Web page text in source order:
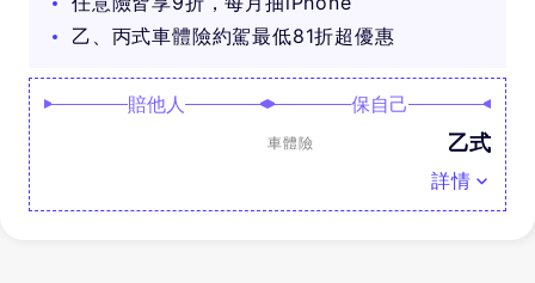
乙、丙式車體險約駕最低81折超優惠
賠他人 保自己
車體險 乙式
詳情